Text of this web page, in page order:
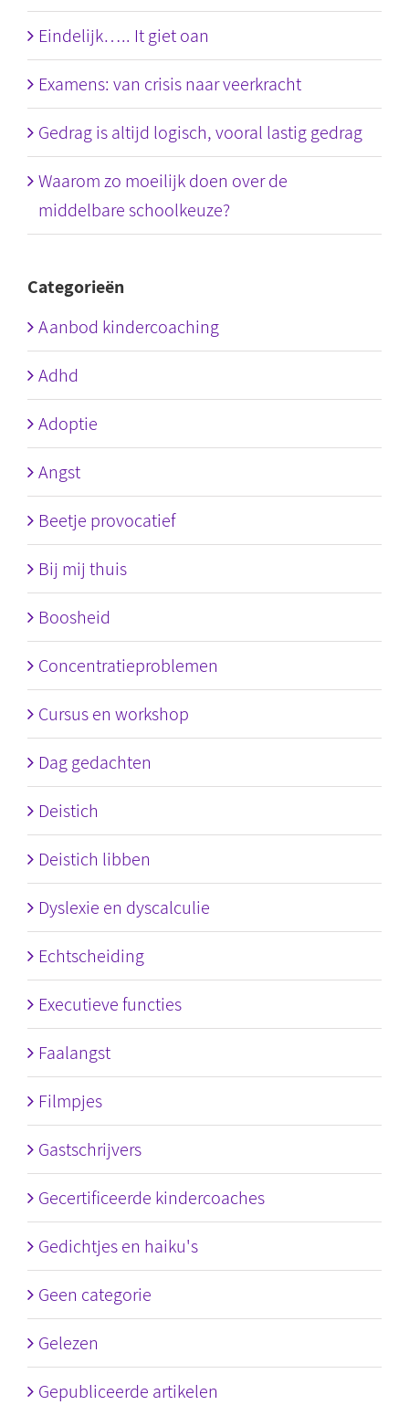
Eindelijk….. It giet oan
Examens: van crisis naar veerkracht
Gedrag is altijd logisch, vooral lastig gedrag
Waarom zo moeilijk doen over de
middelbare schoolkeuze?
Categorieën
Aanbod kindercoaching
Adhd
Adoptie
Angst
Beetje provocatief
Bij mij thuis
Boosheid
Concentratieproblemen
Cursus en workshop
Dag gedachten
Deistich
Deistich libben
Dyslexie en dyscalculie
Echtscheiding
Executieve functies
Faalangst
Filmpjes
Gastschrijvers
Gecertificeerde kindercoaches
Gedichtjes en haiku's
Geen categorie
Gelezen
Gepubliceerde artikelen